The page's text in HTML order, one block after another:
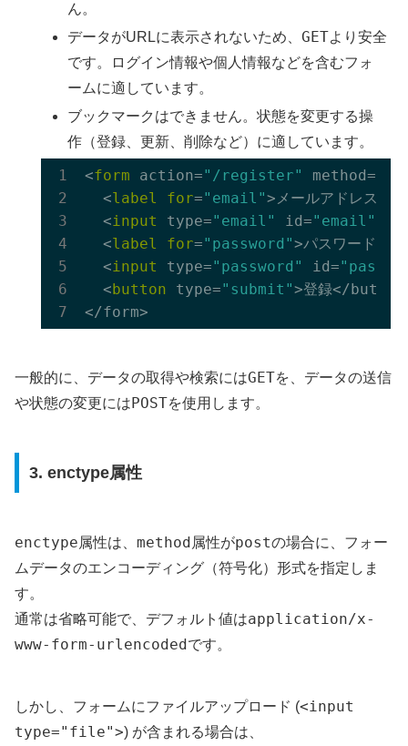
ん。
データがURLに表示されないため、GETより安全
です。ログイン情報や個人情報などを含むフォ
ームに適しています。
ブックマークはできません。状態を変更する操
作（登録、更新、削除など）に適しています。
<form action="/register" method=
  <
label for="email">メールアドレス
  <
input type="email" id="email"
  <
label for="password">パスワード
  <
input type="password" id=
  <
button type="submit">登録</
一般的に、データの取得や検索にはGETを、データの送信
や状態の変更には POSTを使用します。
3. enctype属性
enctype属性は、 method属性がpostの場合に、フォー
ムデータのエンコーディング（符号化）形式を指定しま
す。
通常は省略可能で、デフォルト値はapplication/x-
www-form-urlencodedです。
しかし、フォームにファイルアップロード (<input
type="file">) が含まれる場合は、